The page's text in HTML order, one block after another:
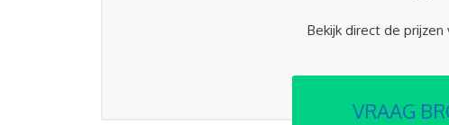
Bekijk direct de
VRAAG